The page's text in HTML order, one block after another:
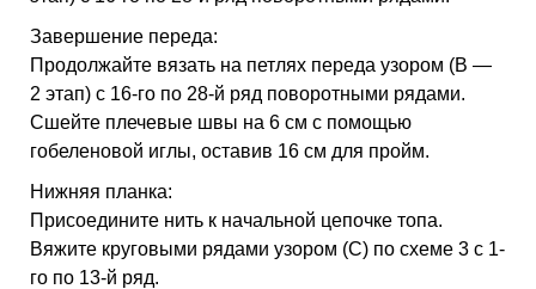
Завершение переда:
Продолжайте вязать на петлях переда узором (B —
2 этап) с 16-го по 28-й ряд поворотными рядами.
Сшейте плечевые швы на 6 см с помощью
гобеленовой иглы, оставив 16 см для пройм.
Нижняя планка:
Присоедините нить к начальной цепочке топа.
Вяжите круговыми рядами узором (C) по схеме 3 с 1-
го по 13-й ряд.